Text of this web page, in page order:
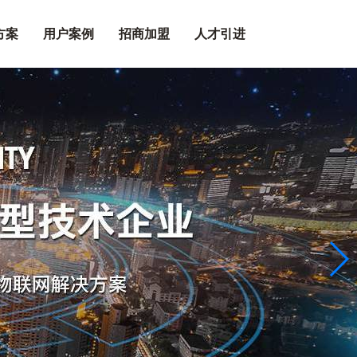
案 用户案例 招商加盟 人才引进